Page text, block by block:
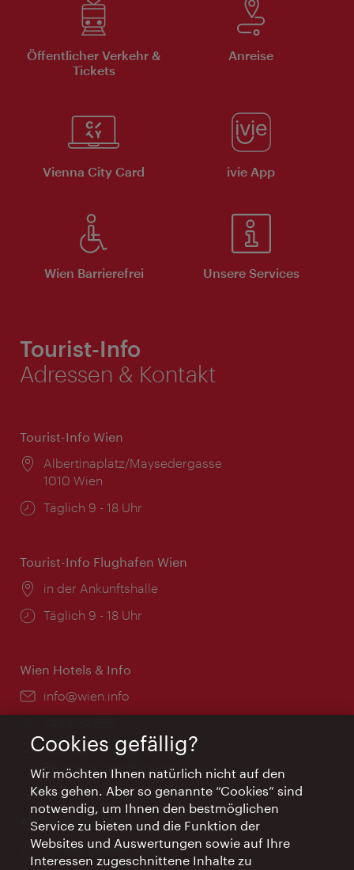
Öffentlicher Verkehr &
Tickets
Anreise
Vienna City Card ivie App
Wien Barrierefrei Unsere Services
Tourist-Info
Adressen & Kontakt
Tourist-Info Wien
Ort:
Albertinaplatz/Maysedergasse
1010 Wien
Öffnungszeiten:
Täglich 9 - 18 Uhr
Tourist-Info Flughafen Wien
Ort:
in der Ankunftshalle
Öffnungszeiten:
Täglich 9 - 18 Uhr
Wien Hotels & Info
Email:
info@wien.info
Öffnungszeiten:
Montag - Freitag 9 – 17 Uhr
Feiertags geschlossen
AI Concierge Wien
Ort:
concierge.wien.info
Cookies gefällig?
Wir möchten Ihnen natürlich nicht auf den
Keks gehen. Aber so genannte “Cookies” sind
notwendig, um Ihnen den bestmöglichen
Service zu bieten und die Funktion der
Websites und Auswertungen sowie auf Ihre
Interessen zugeschnittene Inhalte zu